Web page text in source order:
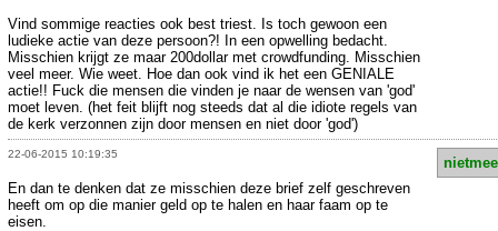
Vind sommige reacties ook best triest. Is toch gewoon een
ludieke actie van deze persoon?! In een opwelling bedacht.
Misschien krijgt ze maar 200dollar met crowdfunding. Misschien
veel meer. Wie weet. Hoe dan ook vind ik het een GENIALE
actie!! Fuck die mensen die vinden je naar de wensen van 'god'
moet leven. (het feit blijft nog steeds dat al die idiote regels van
de kerk verzonnen zijn door mensen en niet door 'god')
22-06-2015 10:19:35
En dan te denken dat ze misschien deze brief zelf geschreven
heeft om op die manier geld op te halen en haar faam op te
eisen.